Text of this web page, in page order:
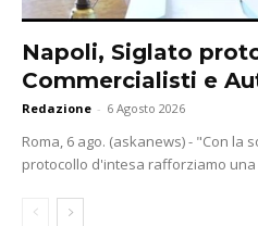
Napoli, Siglato
Commercialisti e
Redazione - 6 Agosto 2026
Roma, 6 ago. (askanews) - "Con la
protocollo d'intesa rafforziamo